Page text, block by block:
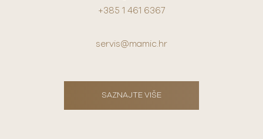
+385 1 461 6367
servis@mamic.hr
SAZNAJTE VIŠE